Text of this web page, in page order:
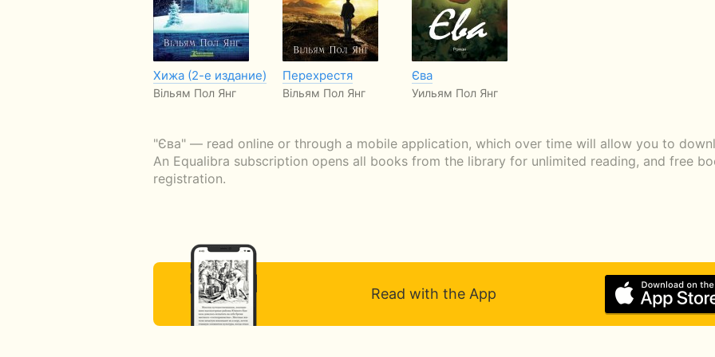
Хижа (2-е издание)
Вільям Пол Янг
Перехрестя
Вільям Пол Янг
Єва
Уильям Пол Янг
"Єва" — read online or through a mobile application, which over time will allow you to
An Equalibra subscription opens all books from the library for unlimited reading, and free
registration.
Read with the App